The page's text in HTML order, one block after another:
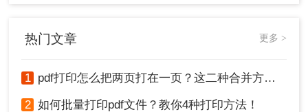
热门文章 更多 >
1 pdf打印怎么把两页打在一页？这二种合并方法了解一下！
2 如何批量打印pdf文件？教你4种打印方法！